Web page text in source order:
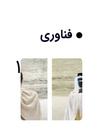
فناوری
۱